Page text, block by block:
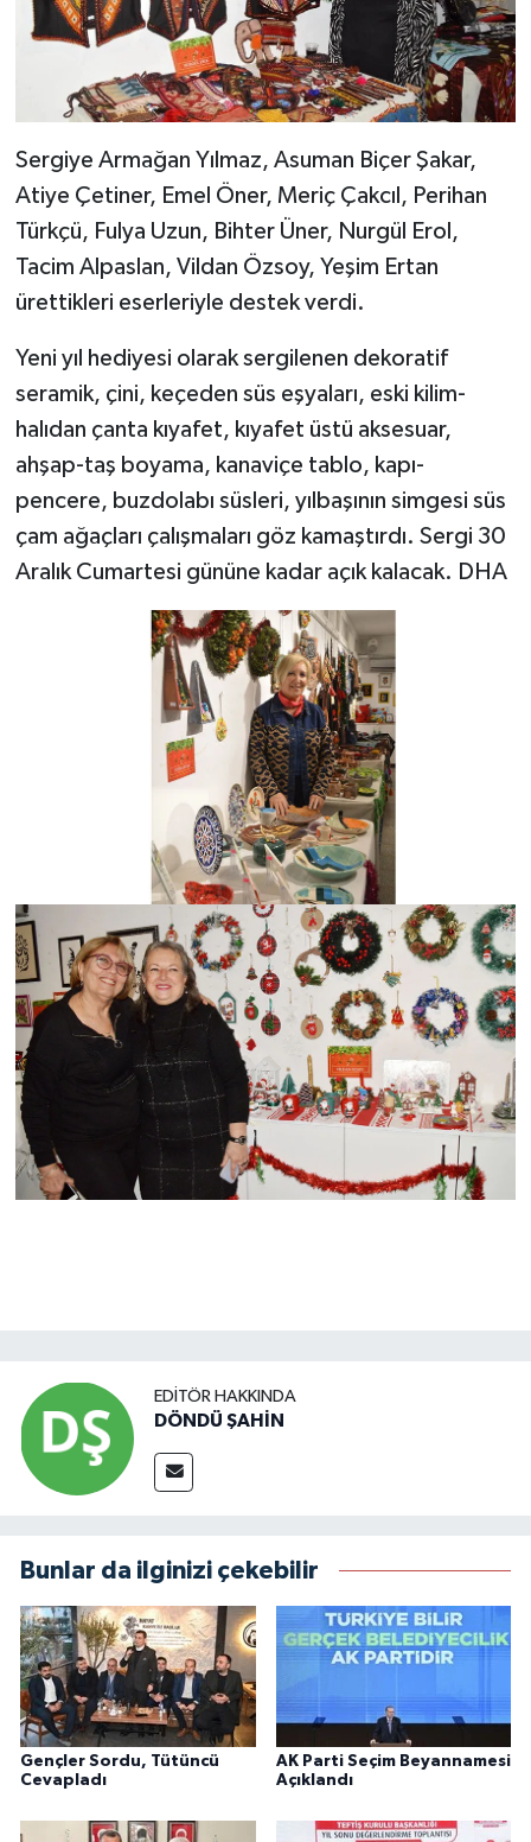
Sergiye Armağan Yılmaz, Asuman Biçer Şakar,
Atiye Çetiner, Emel Öner, Meriç Çakcıl, Perihan
Türkçü, Fulya Uzun, Bihter Üner, Nurgül Erol,
Tacim Alpaslan, Vildan Özsoy, Yeşim Ertan
ürettikleri eserleriyle destek verdi.
Yeni yıl hediyesi olarak sergilenen dekoratif
seramik, çini, keçeden süs eşyaları, eski kilim-
halıdan çanta kıyafet, kıyafet üstü aksesuar,
ahşap-taş boyama, kanaviçe tablo, kapı-
pencere, buzdolabı süsleri, yılbaşının simgesi süs
çam ağaçları çalışmaları göz kamaştırdı. Sergi 30
Aralık Cumartesi gününe kadar açık kalacak. DHA
EDITÖR HAKKINDA
DÖNDÜ ŞAHİN
Bunlar da ilginizi çekebilir
Gençler Sordu, Tütüncü
Cevapladı
AK Parti Seçim Beyannamesi
Açıklandı